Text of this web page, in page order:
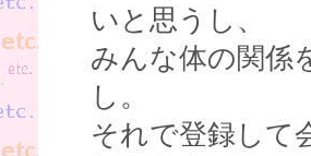
いと思うし、
みんな体の関係
し。
それで登録して